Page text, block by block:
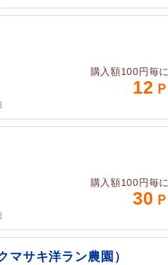
購入額100円毎に
12
購入額100円毎に
30
マサキ洋ラン農園）